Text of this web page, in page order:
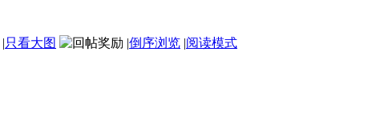
|只看大图 |倒序浏览 |阅读模式